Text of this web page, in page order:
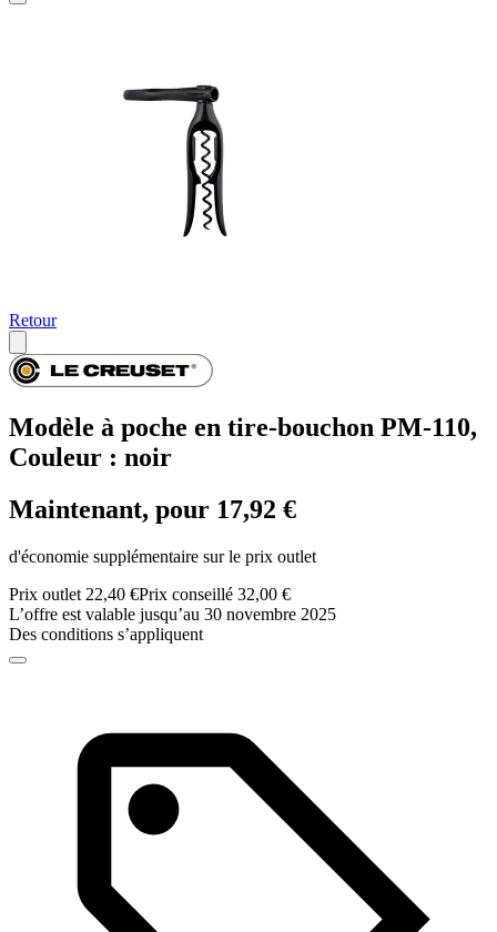
Retour
Modèle à poche en tire-bouchon PM-110,
Couleur : noir
Maintenant, pour 17,92 €
d'économie supplémentaire sur le prix outlet
Prix outlet 22,40 €Prix conseillé 32,00 €
L’offre est valable jusqu’au 30 novembre 2025
Des conditions s’appliquent